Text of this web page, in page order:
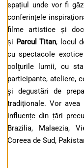
spațiul unde vor fi
conferințele
filme artistice și
și Parcul Titan, locul
cu spectacole
colţurile lumii, cu
participante, ateliere,
şi degustări de
tradiționale. Vor
influențe din țări
Brazilia, Malaezia,
Coreea de Sud,